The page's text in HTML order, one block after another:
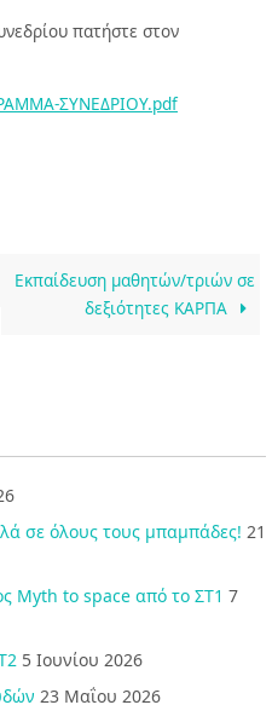
πατήστε στον
ΣΥΝΕΔΡΙΟΥ.pdf
Εκπαίδευση μαθητών/τριών σε
δεξιότητες ΚΑΡΠΑ
σε όλους τους μπαμπάδες! 21
Myth to space από το ΣΤ1 7
5 Ιουνίου 2026
23 Μαΐου 2026